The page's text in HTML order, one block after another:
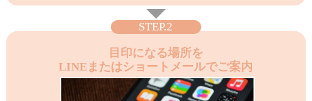
STEP.2
目印になる場所を
LINEまたはショートメールでご案内